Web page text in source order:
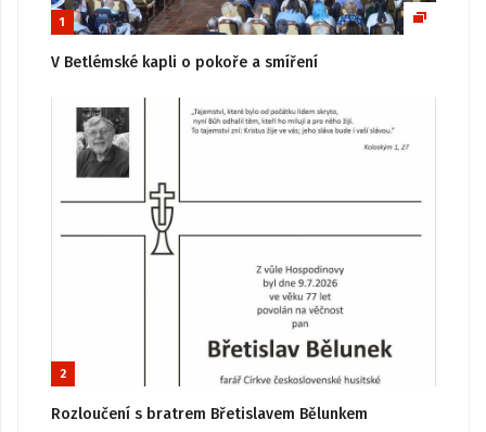
1
V Betlémské kapli o pokoře a smíření
2
Rozloučení s bratrem Břetislavem Bělunkem